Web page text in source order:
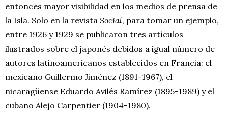
entonces mayor visibilidad en los medios de prensa de
la Isla. Solo en la revista Social, para tomar un ejemplo,
entre 1926 y 1929 se publicaron tres artículos
ilustrados sobre el japonés debidos a igual número de
autores latinoamericanos establecidos en Francia: el
mexicano Guillermo Jiménez (1891-1967), el
nicaragüense Eduardo Avilés Ramírez (1895-1989) y el
cubano Alejo Carpentier (1904-1980).